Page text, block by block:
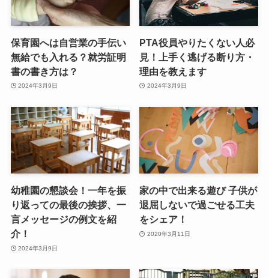
保育園へは自営業の手伝い
無給でも入れる？就労証明
書の書き方は？
2024年3月9日
PTA役員やりたくない人必
見！上手く逃げる断り方・
理由を教えます
2024年3月9日
幼稚園の懇談会！一年を振
り返っての最後の挨拶、一
言メッセージの例文を紹
介！
2024年3月9日
家の中で出来る遊び 子供が
退屈しないで過ごせる工夫
をシェア！
2020年3月11日